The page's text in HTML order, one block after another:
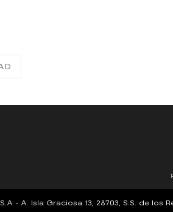
- A. Isla Graciosa 13, 28703, S.S. de los